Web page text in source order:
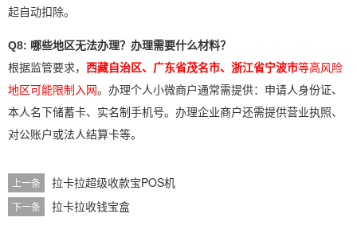
起自动扣除。
Q8: 哪些地区无法办理？办理需要什么材料？
根据监管要求， 西藏自治区、广东省茂名市、浙江省宁波市等高风险
地区可能限制入网。办理个人小微商户通常需提供：申请人身份证、
本人名下储蓄卡、实名制手机号。办理企业商户还需提供营业执照、
对公账户或法人结算卡等。
上一条 拉卡拉超级收款宝POS机
下一条 拉卡拉收钱宝盒